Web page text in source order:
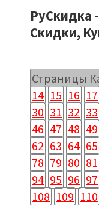
РуСкидка
Скидки,
Страницы
14 15 16 17
30 31 32 33
46 47 48 49
62 63 64 65
78 79 80 81
94 95 96 97
108 109 110